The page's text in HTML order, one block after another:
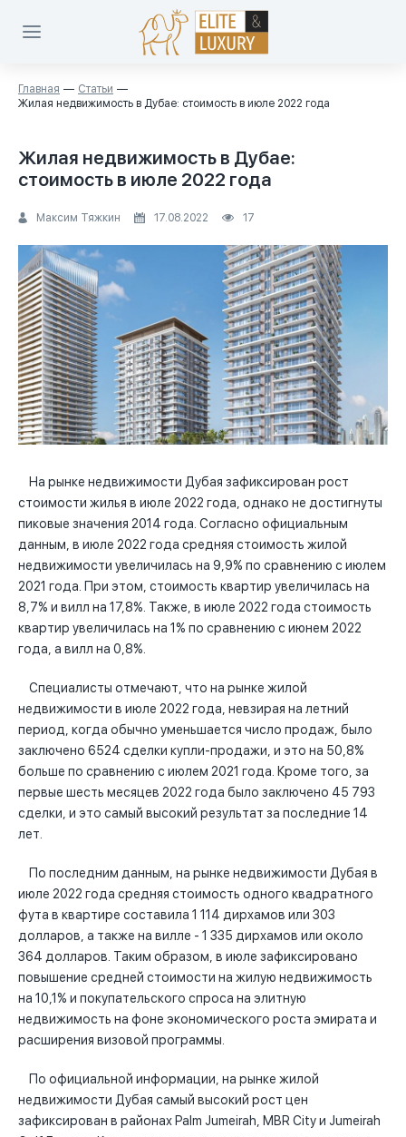
Главная
Статьи
Жилая недвижимость в Дубае: стоимость в июле 2022 года
Жилая недвижимость в Дубае:
стоимость в июле 2022 года
Максим Тяжкин 17.08.2022 17
На рынке недвижимости Дубая зафиксирован рост
стоимости жилья в июле 2022 года, однако не достигнуты
пиковые значения 2014 года. Согласно официальным
данным, в июле 2022 года средняя стоимость жилой
недвижимости увеличилась на 9,9% по сравнению с июлем
2021 года. При этом, стоимость квартир увеличилась на
8,7% и вилл на 17,8%. Также, в июле 2022 года стоимость
квартир увеличилась на 1% по сравнению с июнем 2022
года, а вилл на 0,8%.
Специалисты отмечают, что на рынке жилой
недвижимости в июле 2022 года, невзирая на летний
период, когда обычно уменьшается число продаж, было
заключено 6524 сделки купли-продажи, и это на 50,8%
больше по сравнению с июлем 2021 года. Кроме того, за
первые шесть месяцев 2022 года было заключено 45 793
сделки, и это самый высокий результат за последние 14
лет.
По последним данным, на рынке недвижимости Дубая в
июле 2022 года средняя стоимость одного квадратного
фута в квартире составила 1 114 дирхамов или 303
долларов, а также на вилле - 1 335 дирхамов или около
364 долларов. Таким образом, в июле зафиксировано
повышение средней стоимости на жилую недвижимость
на 10,1% и покупательского спроса на элитную
недвижимость на фоне экономического роста эмирата и
расширения визовой программы.
По официальной информации, на рынке жилой
недвижимости Дубая самый высокий рост цен
зафиксирован в районах Palm Jumeirah, MBR City и Jumeirah